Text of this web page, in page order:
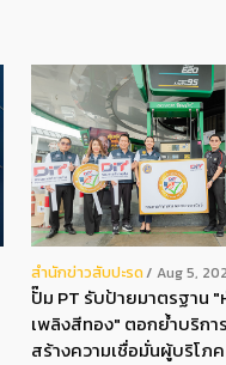
สํานักข่าวสับปะรด Aug 5,
ปั๊ม PT รับป้ายมาตรฐาน "
เพลิงสีทอง" ตอกย้ำบริกา
สร้างความเชื่อมั่นผู้บริโภค